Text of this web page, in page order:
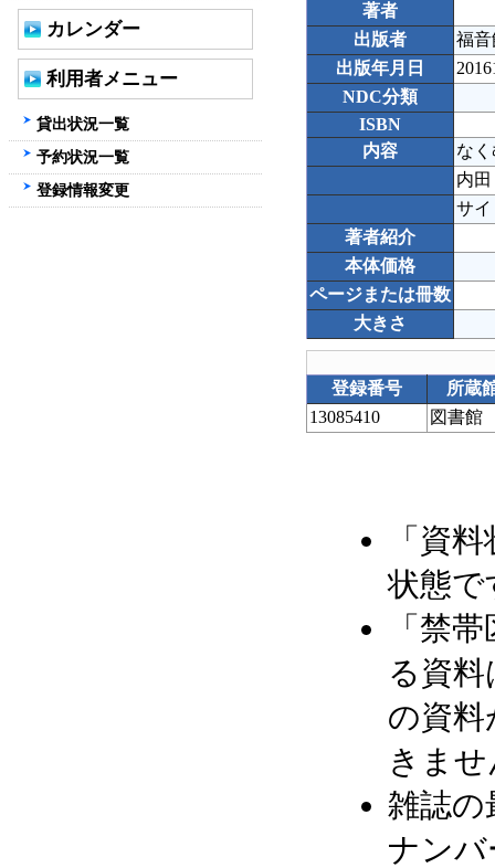
著者
出版者
福
出版年月日
NDC分類
ISBN
内容
な
内
サ
著者紹介
本体価格
ページまたは冊数
大きさ
登録番号
所蔵
13085410
図書館
「資
状態で
「禁
る資
の資料
きま
雑誌の
ナン
カレンダー
利用者メニュー
貸出状況一覧
予約状況一覧
登録情報変更